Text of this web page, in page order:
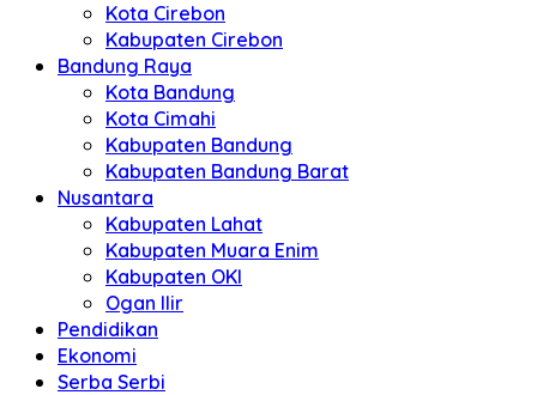
Kota Cirebon
Kabupaten Cirebon
Bandung Raya
Kota Bandung
Kota Cimahi
Kabupaten Bandung
Kabupaten Bandung Barat
Nusantara
Kabupaten Lahat
Kabupaten Muara Enim
Kabupaten OKI
Ogan Ilir
Pendidikan
Ekonomi
Serba Serbi